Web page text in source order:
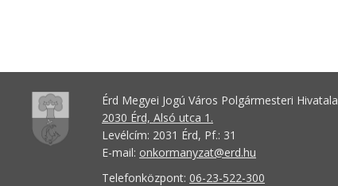
Érd Megyei Jogú Város Polgármesteri Hivatala
2030 Érd, Alsó utca 1.
Levélcím: 2031 Érd, Pf.: 31
E-mail: onkormanyzat@erd.hu
Telefonközpont: 06-23-522-300